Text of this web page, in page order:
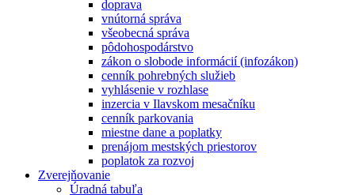
doprava
vnútorná správa
všeobecná správa
pôdohospodárstvo
zákon o slobode informácií (infozákon)
cenník pohrebných služieb
vyhlásenie v rozhlase
inzercia v Ilavskom mesačníku
cenník parkovania
miestne dane a poplatky
prenájom mestských priestorov
poplatok za rozvoj
Zverejňovanie
Úradná tabuľa